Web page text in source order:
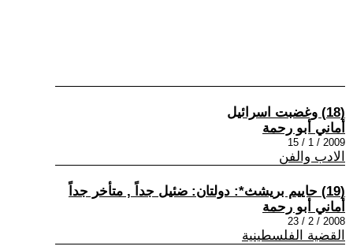
(18) وغضبت اسرائيل
أماني أبو رحمة
2009 / 1 / 15
الادب والفن
(19) حاييم بريشث*: دولتان: ضئيل جداً , متأخر جداً
أماني أبو رحمة
2008 / 2 / 23
القضية الفلسطينية